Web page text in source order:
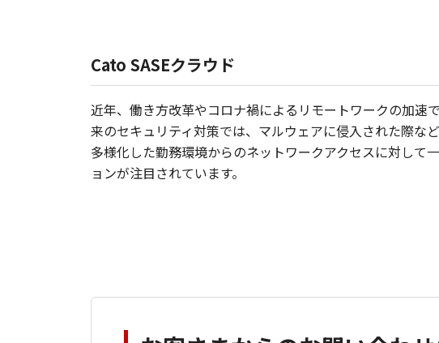
Cato SASEクラウド
近年、働き方改革やコロナ禍によるリモートワークの加速
来のセキュリティ対策では、マルウェアに侵入された際な
多様化した勤務環境からのネットワークアクセスに対して
ョンが注目されています。